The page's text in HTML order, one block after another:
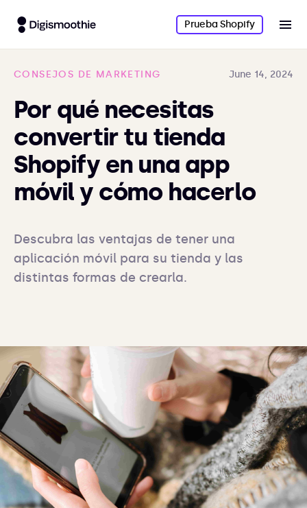
Prueba Shopify
CONSEJOS DE MARKETING June 14, 2024
Por qué necesitas
convertir tu tienda
Shopify en una app
móvil y cómo hacerlo
Descubra las ventajas de tener una
aplicación móvil para su tienda y las
distintas formas de crearla.